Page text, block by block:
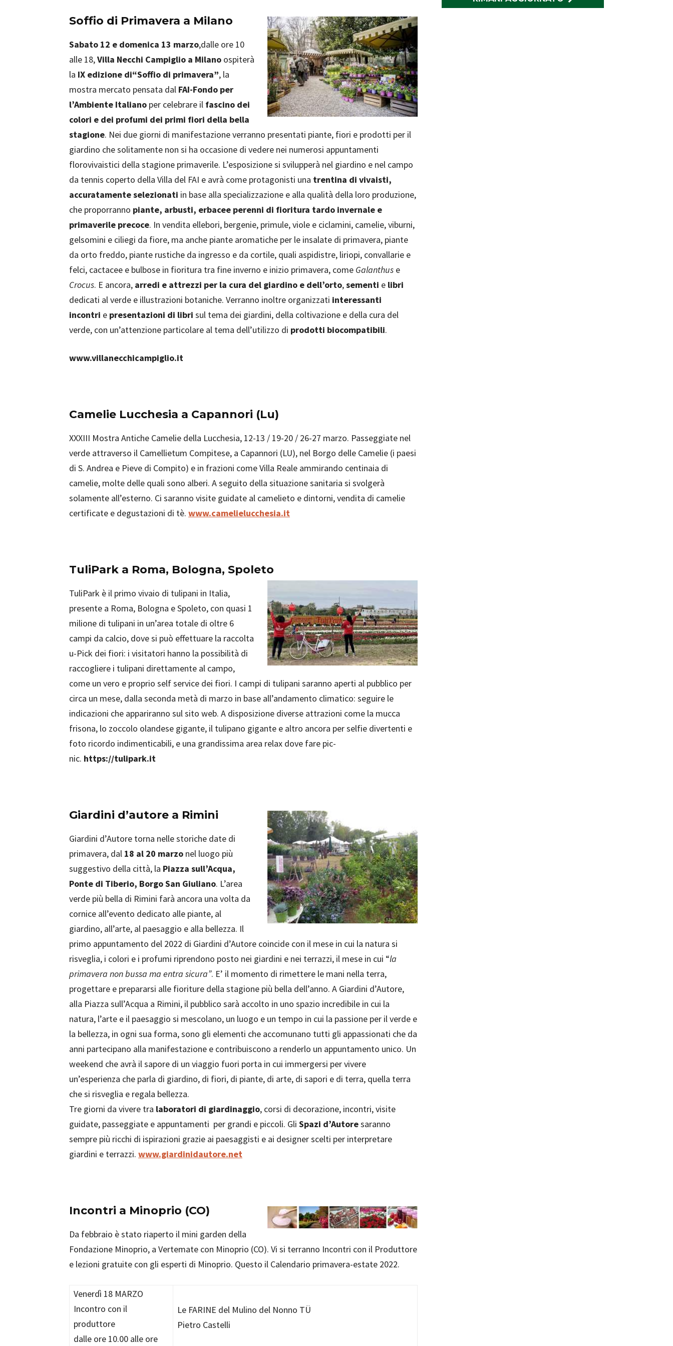
Soffio di Primavera a Milano
Sabato 12 e domenica 13 marzo,dalle ore 10
alle 18,Villa Necchi Campiglio a Milano ospiterà
la IX edizione di“Soffio di primavera”, la
mostra mercato pensata dal FAI-Fondo per
l’Ambiente Italiano per celebrare il fascino dei
colori e dei profumi dei primi fiori della bella
stagione. Nei due giorni di manifestazione verranno presentati piante, fiori e prodotti per il
giardino che solitamente non si ha occasione di vedere nei numerosi appuntamenti
florovivaistici della stagione primaverile. L’esposizione si svilupperà nel giardino e nel campo
da tennis coperto della Villa del FAI e avrà come protagonisti una trentina di vivaisti,
accuratamente selezionati in base alla specializzazione e alla qualità della loro produzione,
che proporranno piante, arbusti, erbacee perenni di fioritura tardo invernale e
primaverile precoce. In vendita ellebori, bergenie, primule, viole e ciclamini, camelie, viburni,
gelsomini e ciliegi da fiore, ma anche piante aromatiche per le insalate di primavera, piante
da orto freddo, piante rustiche da ingresso e da cortile, quali aspidistre, liriopi, convallarie e
felci, cactacee e bulbose in fioritura tra fine inverno e inizio primavera, come Galanthus e
Crocus. E ancora, arredi e attrezzi per la cura del giardino e dell’orto,sementi e libri
dedicati al verde e illustrazioni botaniche. Verranno inoltre organizzati interessanti
incontri e presentazioni di libri sul tema dei giardini, della coltivazione e della cura del
verde, con un’attenzione particolare al tema dell’utilizzo di prodotti biocompatibili.
www.villanecchicampiglio.it
Camelie Lucchesia a Capannori (Lu)
XXXIII Mostra Antiche Camelie della Lucchesia, 12-13 / 19-20 / 26-27 marzo. Passeggiate nel
verde attraverso il Camellietum Compitese, a Capannori (LU), nel Borgo delle Camelie (i paesi
di S. Andrea e Pieve di Compito) e in frazioni come Villa Reale ammirando centinaia di
camelie, molte delle quali sono alberi. A seguito della situazione sanitaria si svolgerà
solamente all’esterno. Ci saranno visite guidate al camelieto e dintorni, vendita di camelie
certificate e degustazioni di tè. www.camelielucchesia.it
TuliPark a Roma, Bologna, Spoleto
TuliPark è il primo vivaio di tulipani in Italia,
presente a Roma, Bologna e Spoleto, con quasi 1
milione di tulipani in un’area totale di oltre 6
campi da calcio, dove si può effettuare la raccolta
u-Pick dei fiori: i visitatori hanno la possibilità di
raccogliere i tulipani direttamente al campo,
come un vero e proprio self service dei fiori. I campi di tulipani saranno aperti al pubblico per
circa un mese, dalla seconda metà di marzo in base all’andamento climatico: seguire le
indicazioni che appariranno sul sito web. A disposizione diverse attrazioni come la mucca
frisona, lo zoccolo olandese gigante, il tulipano gigante e altro ancora per selfie divertenti e
foto ricordo indimenticabili, e una grandissima area relax dove fare pic-
nic. https://tulipark.it
Giardini d’autore a Rimini
Giardini d’Autore torna nelle storiche date di
primavera, dal 18 al 20 marzo nel luogo più
suggestivo della città, la Piazza sull’Acqua,
Ponte di Tiberio, Borgo San Giuliano. L’area
verde più bella di Rimini farà ancora una volta da
cornice all’evento dedicato alle piante, al
giardino, all’arte, al paesaggio e alla bellezza. Il
primo appuntamento del 2022 di Giardini d’Autore coincide con il mese in cui la natura si
risveglia, i colori e i profumi riprendono posto nei giardini e nei terrazzi, il mese in cui “la
primavera non bussa ma entra sicura”. E’ il momento di rimettere le mani nella terra,
progettare e prepararsi alle fioriture della stagione più bella dell’anno. A Giardini d’Autore,
alla Piazza sull’Acqua a Rimini, il pubblico sarà accolto in uno spazio incredibile in cui la
natura, l’arte e il paesaggio si mescolano, un luogo e un tempo in cui la passione per il verde e
la bellezza, in ogni sua forma, sono gli elementi che accomunano tutti gli appassionati che da
anni partecipano alla manifestazione e contribuiscono a renderlo un appuntamento unico. Un
weekend che avrà il sapore di un viaggio fuori porta in cui immergersi per vivere
un’esperienza che parla di giardino, di fiori, di piante, di arte, di sapori e di terra, quella terra
che si risveglia e regala bellezza.
Tre giorni da vivere tra laboratori di giardinaggio, corsi di decorazione, incontri, visite
guidate, passeggiate e appuntamenti per grandi e piccoli. Gli Spazi d’Autoresaranno
sempre più ricchi di ispirazioni grazie ai paesaggisti e ai designer scelti per interpretare
giardini e terrazzi. www.giardinidautore.net
Incontri a Minoprio (CO)
Da febbraio è stato riaperto il mini garden della
Fondazione Minoprio, a Vertemate con Minoprio (CO). Vi si terranno Incontri con il Produttore
e lezioni gratuite con gli esperti di Minoprio. Questo il Calendario primavera-estate 2022.
Venerdì 18 MARZO
Incontro con il
produttore
dalle ore 10.00 alle ore
Le FARINE del Mulino del Nonno TÜ
Pietro Castelli